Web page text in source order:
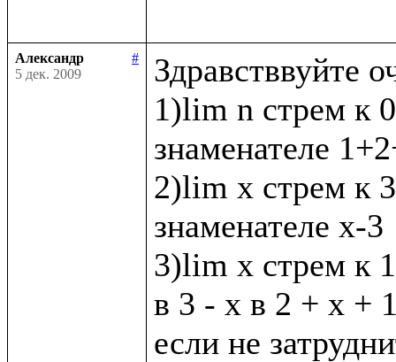
Александр
#
5 дек. 2009
Здравстввуйте
1)lim n стрем к
знаменателе
2)lim x стрем к
знаменателе х-3
3)lim x стрем к
в 3 - х в 2 + х +
если не